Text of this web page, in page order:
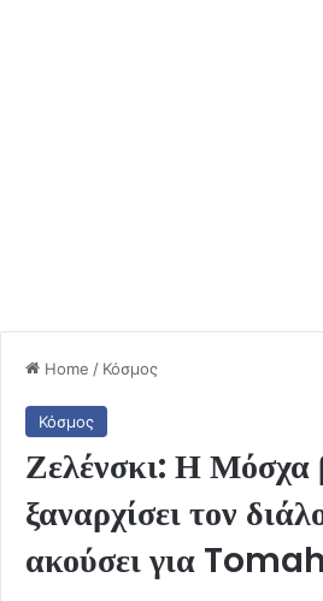
Home / Κόσμος
Κόσμος
Ζελένσκι: Η Μόσχα
ξαναρχίσει τον
ακούσει για